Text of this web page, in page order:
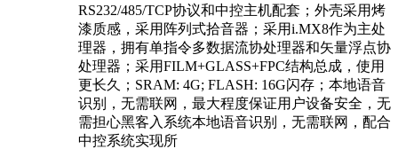
RS232/485/TCP协议和中控主机配套；外壳采用烤
漆质感，采用阵列式拾音器；采用i.MX8作为主处
理器，拥有单指令多数据流协处理器和矢量浮点协
处理器；采用FILM+GLASS+FPC结构总成，使用
更长久；SRAM: 4G; FLASH: 16G闪存；本地语音
识别，无需联网，最大程度保证用户设备安全，无
需担心黑客入系统本地语音识别，无需联网，配合
中控系统实现所